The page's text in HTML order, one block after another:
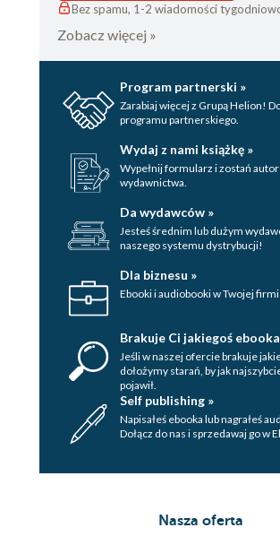
Bez spamu, 1-2 wiadomości
Zobacz więcej »
Program partnerski »
Zarabiaj więcej z Grupą Helion!
programu partnerskiego.
Wydaj z nami książkę »
Wypełnij formularz i zostań
wydawnictwa.
Da wydawców »
Jesteś średnim lub dużym
naszego systemu dystrybucji!
Dla biznesu »
Ebooki i audiobooki w Twojej
Brakuje Ci jakiegoś
Jeśli w naszej ofercie brakuje
dołożymy starań, by jak
pojawił.
Self publishing »
Napisałeś ebooka lub nagrałeś
Dołącz do nas i sprzedawaj go w
Nasza oferta